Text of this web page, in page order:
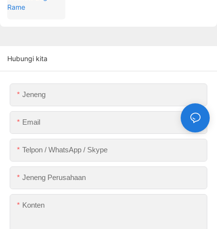
Hubungi kita
Jeneng
Email
Telpon / WhatsApp / Skype
Jeneng Perusahaan
Konten